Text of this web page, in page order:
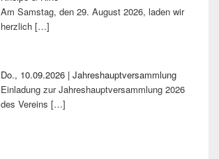
Am Samstag, den 29. August 2026, laden wir
herzlich […]
Do., 10.09.2026 | Jahreshauptversammlung
Einladung zur Jahreshauptversammlung 2026
des Vereins […]